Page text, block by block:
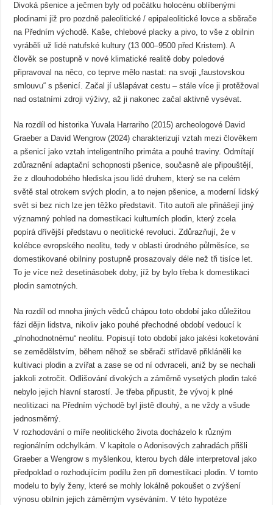
Divoká pšenice a ječmen byly od počátku holocénu oblíbenými
plodinami již pro pozdně paleolitické / epipaleolitické lovce a sběrače
na Předním východě. Kaše, chlebové placky a pivo, to vše z obilnin
vyráběli už lidé natufské kultury (13 000–9500 před Kristem). A
člověk se postupně v nové klimatické realitě doby poledové
připravoval na něco, co teprve mělo nastat: na svoji „faustovskou
smlouvu“ s pšenicí. Začal jí ušlapávat cestu – stále více ji protěžoval
nad ostatními zdroji výživy, až ji nakonec začal aktivně vysévat.
Na rozdíl od historika Yuvala Harrariho (2015) archeologové David
Graeber a David Wengrow (2024) charakterizují vztah mezi člověkem
a pšenicí jako vztah inteligentního primáta a pouhé traviny. Odmítají
zdůraznění adaptační schopnosti pšenice, současně ale připouštějí,
že z dlouhodobého hlediska jsou lidé druhem, který se na celém
světě stal otrokem svých plodin, a to nejen pšenice, a moderní lidský
svět si bez nich lze jen těžko představit. Tito autoři ale přinášejí jiný
významný pohled na domestikaci kulturních plodin, který zcela
popírá dřívější představu o neolitické revoluci. Zdůrazňují, že v
kolébce evropského neolitu, tedy v oblasti úrodného půlměsíce, se
domestikované obilniny postupně prosazovaly déle než tři tisíce let.
To je více než desetinásobek doby, jíž by bylo třeba k domestikaci
plodin samotných.
Na rozdíl od mnoha jiných vědců chápou toto období jako důležitou
fázi dějin lidstva, nikoliv jako pouhé přechodné období vedoucí k
„plnohodnotnému“ neolitu. Popisují toto období jako jakési koketování
se zemědělstvím, během něhož se sběrači střídavě přikláněli ke
kultivaci plodin a zvířat a zase se od ní odvraceli, aniž by se nechali
jakkoli zotročit. Odlišování divokých a záměrně vysetých plodin také
nebylo jejich hlavní starostí. Je třeba připustit, že vývoj k plné
neolitizaci na Předním východě byl jistě dlouhý, a ne vždy a všude
jednosměrný.
V rozhodování o míře neolitického života docházelo k různým
regionálním odchylkám. V kapitole o Adonisových zahradách přišli
Graeber a Wengrow s myšlenkou, kterou bych dále interpretoval jako
předpoklad o rozhodujícím podílu žen při domestikaci plodin. V tomto
modelu to byly ženy, které se mohly lokálně pokoušet o zvýšení
výnosu obilnin jejich záměrným vyséváním. V této hypotéze